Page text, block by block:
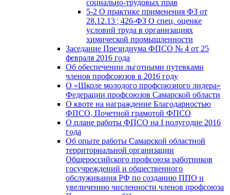
социально-трудовых прав
5-2 О практике применения ФЗ от
28.12.13 ¦ 426-ФЗ О спец. оценке
условий труда в организациях
химической промышленности
Заседание Президиума ФПСО № 4 от 25
февраля 2016 года
Об обеспечении льготными путевками
членов профсоюзов в 2016 году
О «Школе молодого профсоюзного лидера»
Федерации профсоюзов Самарской области
О квоте на награждение Благодарностью
ФПСО, Почетной грамотой ФПСО
О плане работы ФПСО на I полугодие 2016
года
Об опыте работы Самарской областной
территориальной организации
Общероссийского профсоюза работников
госучреждений и общественного
обслуживания РФ по созданию ППО и
увеличению численности членов профсоюза